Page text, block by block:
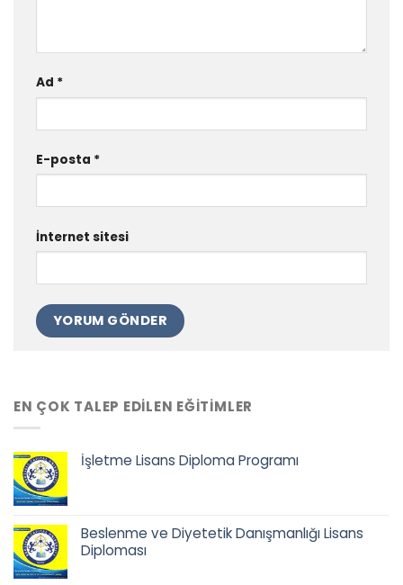
Ad *
E-posta *
İnternet sitesi
EN ÇOK TALEP EDILEN EĞITIMLER
İşletme Lisans Diploma Programı
52.900,00 ₺.
Beslenme ve Diyetetik Danışmanlığı Lisans
Diploması